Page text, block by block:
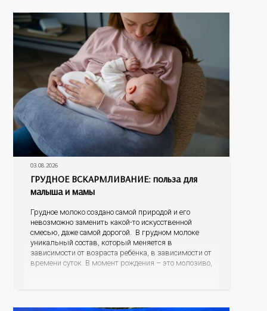
03.08.2026
ГРУДНОЕ ВСКАРМЛИВАНИЕ: польза для
малыша и мамы
Грудное молоко создано самой природой и его
невозможно заменить какой-то искусственной
смесью, даже самой дорогой. В грудном молоке
уникальный состав, который меняется в
зависимости от возраста ребёнка, в зависимости от
времени суток. В момент рождения – это молозиво,